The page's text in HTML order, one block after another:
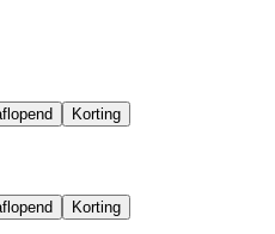
Korting
Korting